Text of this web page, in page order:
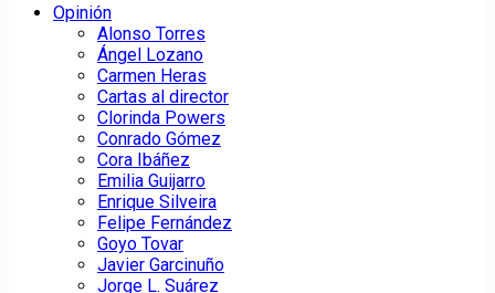
Opinión
Alonso Torres
Ángel Lozano
Carmen Heras
Cartas al director
Clorinda Powers
Conrado Gómez
Cora Ibáñez
Emilia Guijarro
Enrique Silveira
Felipe Fernández
Goyo Tovar
Javier Garcinuño
Jorge L. Suárez